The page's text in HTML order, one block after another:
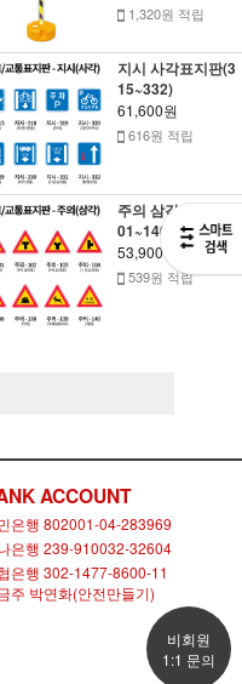
1,320원 적립
지시 사각표지판(3
15~332)
61,600원
616원 적립
주의 삼각표지판(1
01~140)
53,900원
539원 적립
ACCOUNT
은행 802001-04-283969
은행 239-910032-32604
은행 302-1477-8600-11
주 박연화(안전만들기)
비회원
1:1 문의